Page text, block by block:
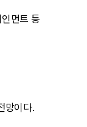
먼트 등
망이다.